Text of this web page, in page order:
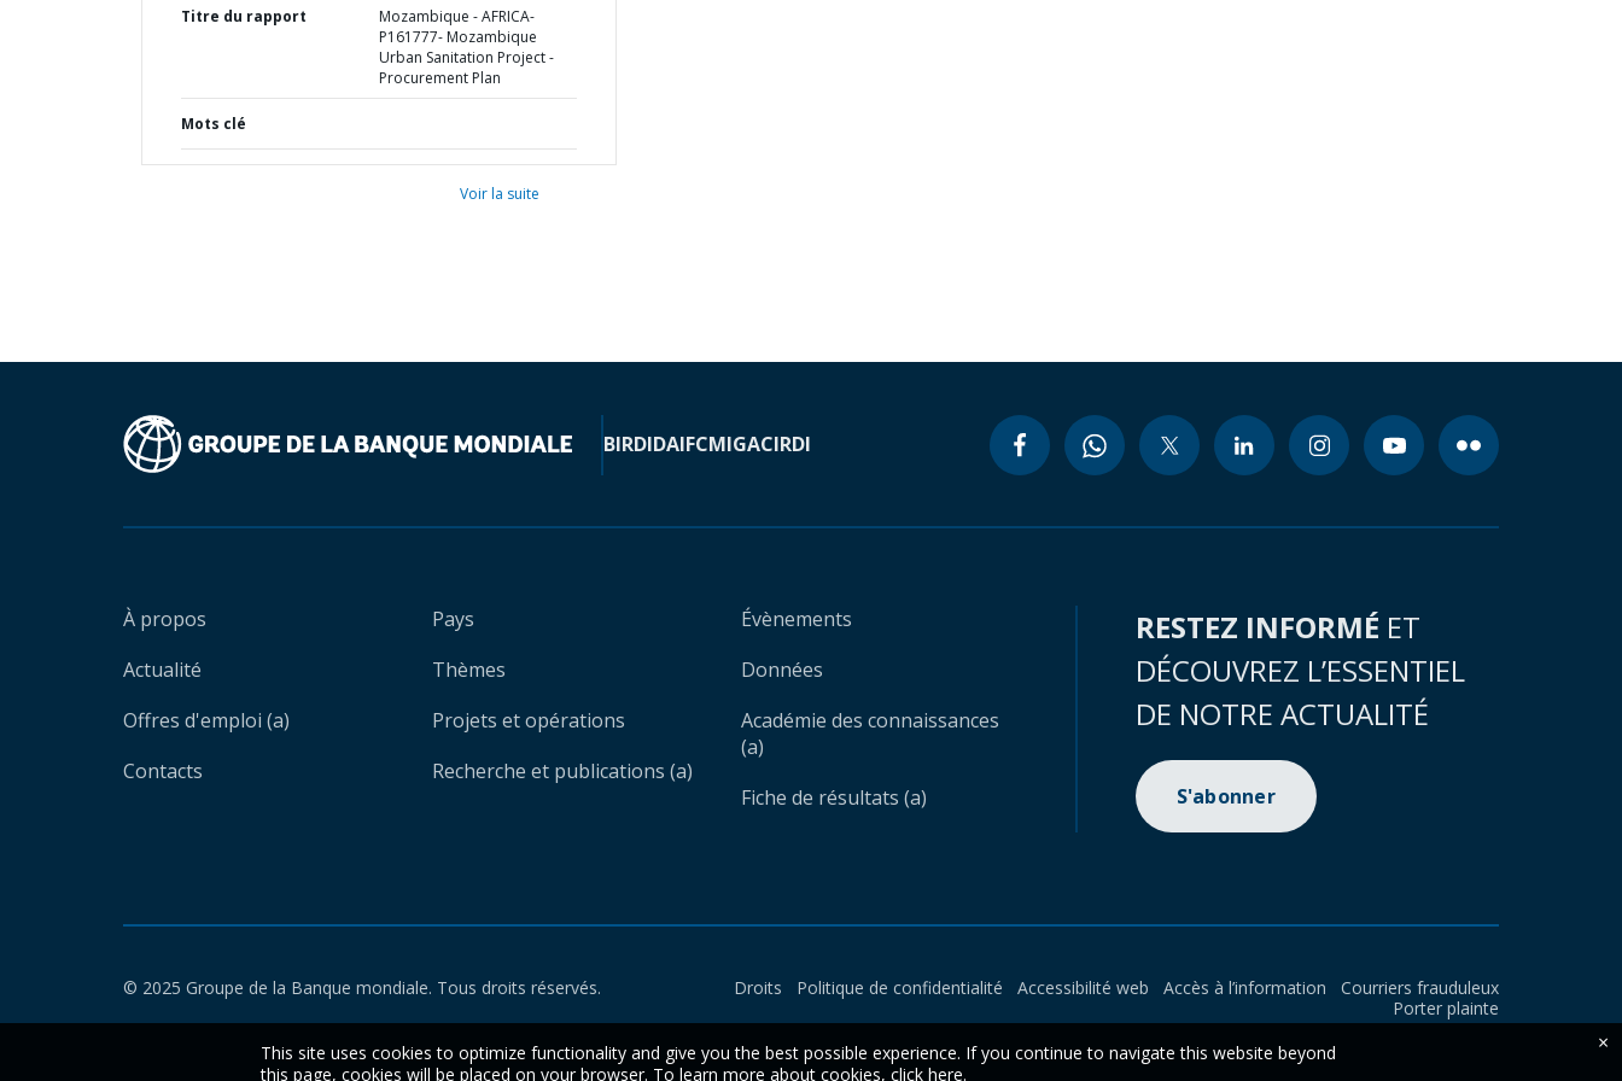
Titre du rapport
Mozambique - AFRICA-
P161777- Mozambique
Urban Sanitation Project -
Procurement Plan
Mots clé
Voir la suite
BIRDIDAIFCMIGACIRDI
À propos
Actualité
Offres d'emploi (a)
Contacts
Pays
Thèmes
Projets et opérations
Recherche et publications (a)
Évènements
Données
Académie des connaissances
(a)
Fiche de résultats (a)
RESTEZ INFORMÉ ET
DÉCOUVREZ L’ESSENTIEL
DE NOTRE ACTUALITÉ
S'abonner
© 2025 Groupe de la Banque mondiale. Tous droits réservés. Droits Politique de confidentialité Accessibilité web Accès à l’information
Courriers frauduleux
Porter plainte
This site uses cookies to optimize functionality and give you the best possible experience. If you continue to navigate this website beyond
this page, cookies will be placed on your browser. To learn more about cookies, click here.
×